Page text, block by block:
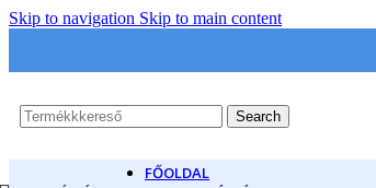
Skip to navigation Skip to main content
Search
FŐOLDAL